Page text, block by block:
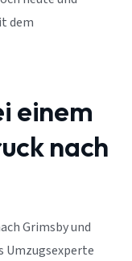
dem
einem
nach
Grimsby und
Umzugsexperte